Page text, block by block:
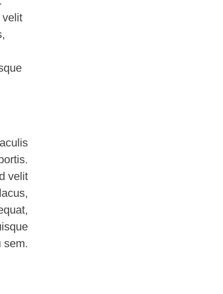
velit
velit
sem.